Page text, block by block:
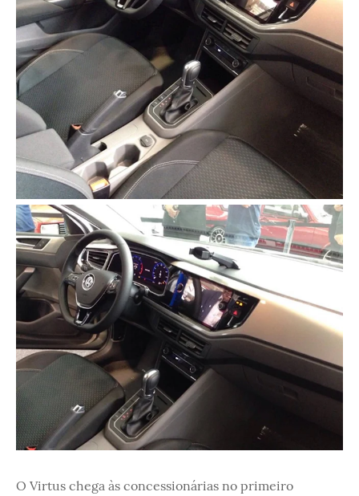
O Virtus chega às concessionárias no primeiro